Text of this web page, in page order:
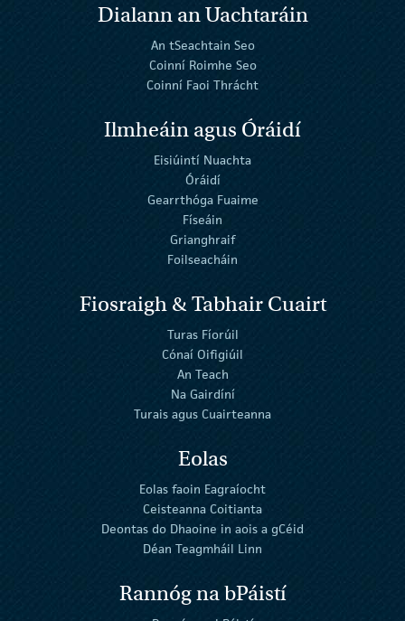
Dialann an Uachtaráin
An tSeachtain Seo
Coinní Roimhe Seo
Coinní Faoi Thrácht
Ilmheáin agus Óráidí
Eisiúintí Nuachta
Óráidí
Gearrthóga Fuaime
Físeáin
Grianghraif
Foilseacháin
Fiosraigh & Tabhair Cuairt
Turas Fíorúil
Cónaí Oifigiúil
An Teach
Na Gairdíní
Turais agus Cuairteanna
Eolas
Eolas faoin Eagraíocht
Ceisteanna Coitianta
Deontas do Dhaoine in aois a gCéid
Déan Teagmháil Linn
Rannóg na bPáistí